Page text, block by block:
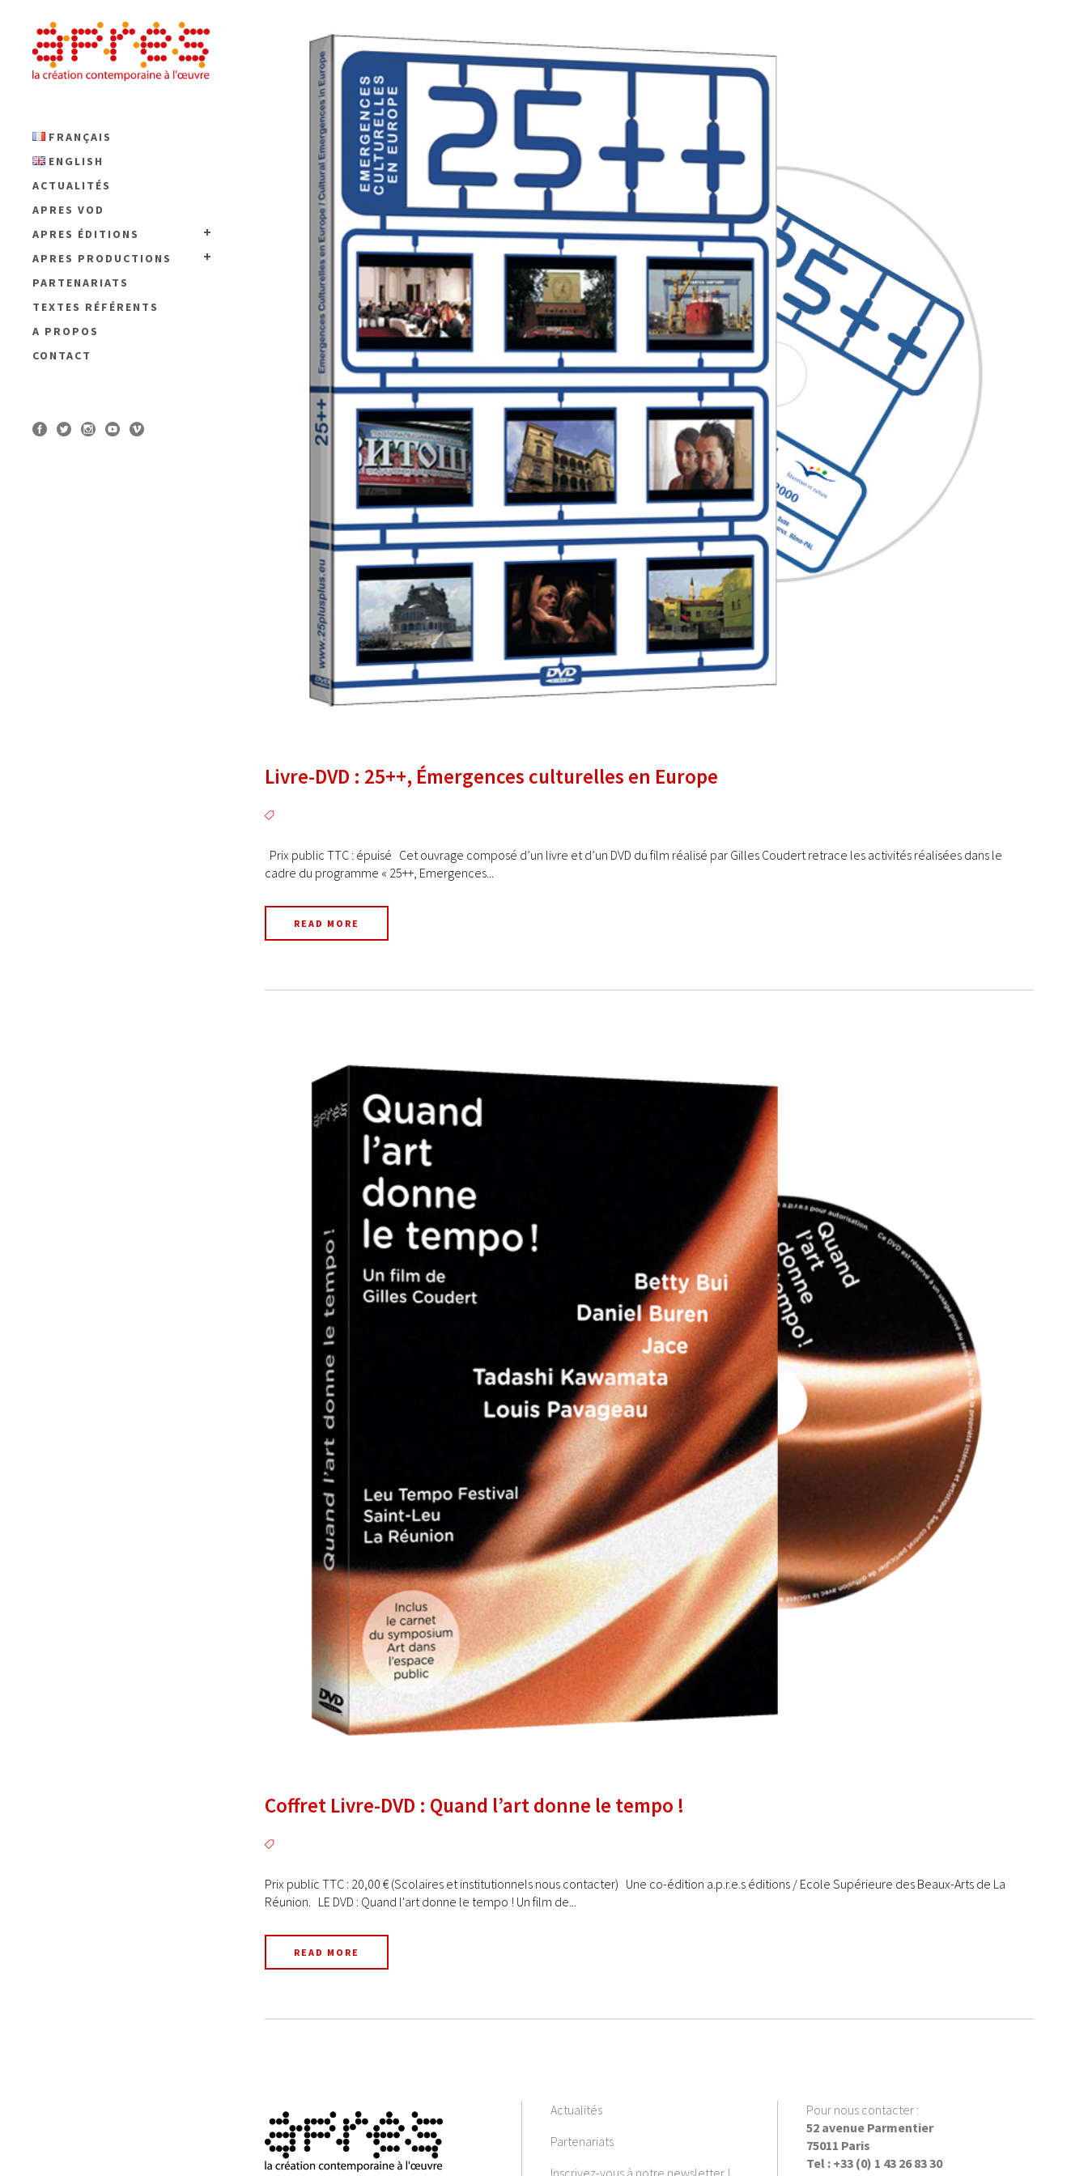
FRANÇAIS
ENGLISH
ACTUALITÉS
APRES VOD
APRES ÉDITIONS
APRES PRODUCTIONS
PARTENARIATS
TEXTES RÉFÉRENTS
A PROPOS
CONTACT
Livre-DVD : 25++, Émergences culturelles en Europe
Prix public TTC : épuisé Cet ouvrage composé d’un livre et d’un DVD du film réalisé par Gilles Coudert retrace les activités réalisées dans le
cadre du programme « 25++, Emergences...
READ MORE
Coffret Livre-DVD : Quand l’art donne le tempo !
Prix public TTC : 20,00 € (Scolaires et institutionnels nous contacter) Une co-édition a.p.r.e.s éditions / Ecole Supérieure des Beaux-Arts de La
Réunion. LE DVD : Quand l'art donne le tempo ! Un film de...
READ MORE
Actualités
Partenariats
Pour nous contacter :
52 avenue Parmentier
75011 Paris
Tel : +33 (0) 1 43 26 83 30